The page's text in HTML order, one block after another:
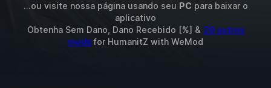
...ou visite nossa página usando seu PC para baixar o
aplicativo
Obtenha Sem Dano, Dano Recebido [%] & 29 outros
mods for HumanitZ with WeMod